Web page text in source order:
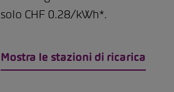
solo CHF 0.28/kWh*.
Mostra le stazioni di ricarica